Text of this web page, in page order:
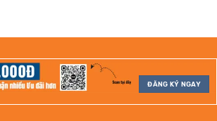
ĐĂNG KÝ NGAY